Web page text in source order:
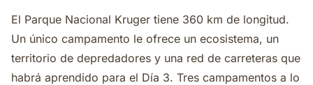
El Parque Nacional Kruger tiene 360 km de longitud.
Un único campamento le ofrece un ecosistema, un
territorio de depredadores y una red de carreteras que
habrá aprendido para el Día 3. Tres campamentos a lo